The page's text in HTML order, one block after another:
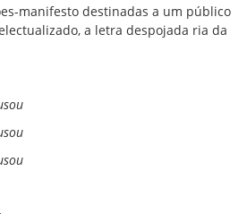
manifesto destinadas a um público
a letra despojada ria da